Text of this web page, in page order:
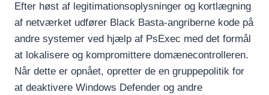
Efter høst af legitimationsoplysninger og kortlægning
af netværket udfører Black Basta-angriberne kode på
andre systemer ved hjælp af PsExec med det formål
at lokalisere og kompromittere domænecontrolleren.
Når dette er opnået, opretter de en gruppepolitik for
at deaktivere Windows Defender og andre